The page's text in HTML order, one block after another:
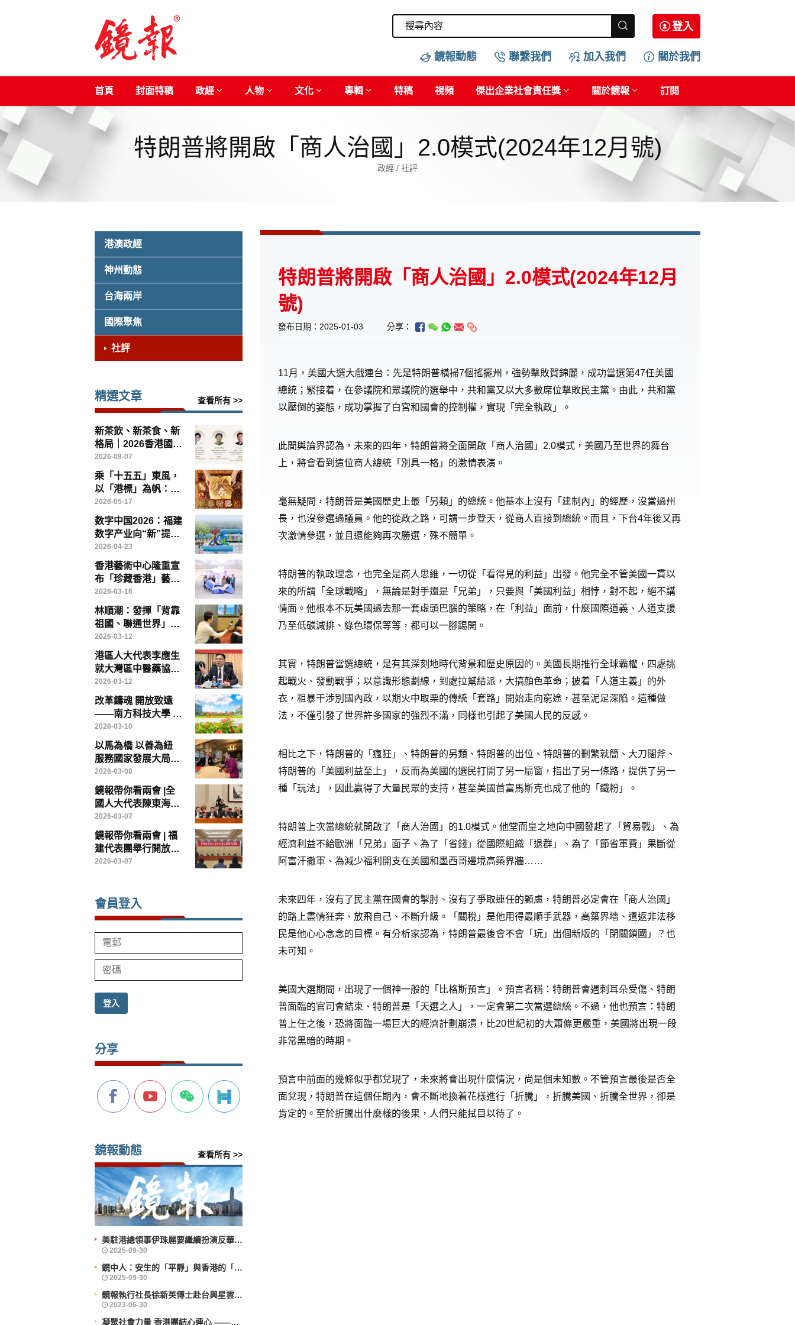
登入
鏡報動態 聯繫我們 加入我們 關於我們
首頁 封面特稿 政經 人物 文化 專輯 特稿 視頻 傑出企業社會責任獎 關於鏡報 訂閱
特朗普將開啟「商人治國」2.0模式(2024年12月號)
政經 / 社評
港澳政經
神州動態
台海兩岸
國際聚焦
社評
精選文章 查看所有 >>
新茶飲、新茶食、新
格局｜2026香港國際
茶文化論壇8月14日
灣仔啟幕
2026-08-07
乘「十五五」東風，
以「港標」為帆：香
港如何引領中醫藥高
質量出海
2026-05-17
数字中国2026：福建
数字产业向“新”提
“质”——写在第九届
数字中国建设峰会召
开前夕
2026-04-23
香港藝術中心隆重宣
布「珍藏香港」藝術
博覽將於「藝術三
月」盛大登場
2026-03-16
林順潮：發揮「背靠
祖國、聯通世界」優
勢，香港醫療創新、
教育與醫療旅遊大有
可為
2026-03-12
港區人大代表李應生
就大灣區中醫藥協同
發展提出具體建議 倡
成立專責政策委員會
破解制度瓶頸
2026-03-12
改革鑄魂 開放致遠
——南方科技大學 中
國高等教育改革的範
本
2026-03-10
以馬為橋 以善為紐
服務國家發展大局
——香港鏡報專訪全
國政協常委、香港賽
馬會主席廖長江
2026-03-08
鏡報帶你看兩會 |全
國人大代表陳東海：
以台創園為載體，打
造兩岸農業融合發展
示範樣板
2026-03-07
鏡報帶你看兩會 | 福
建代表團舉行開放團
組會議
2026-03-07
會員登入
登入
分享
鏡報動態 查看所有 >>
美駐港總領事伊珠麗要繼續扮演反華鷹派角色？
鏡中人：安生的「平靜」與香港的「前行」
鏡報執行社長徐新英博士赴台與星雲大師會晤
凝聚社會力量 香港團結心連心 ——企業社會責任活力香港成就動力研討會舉辦
特朗普將開啟「商人治國」2.0模式(2024年12月
號)
發布日期：2025-01-03 分享：
11月，美國大選大戲連台：先是特朗普橫掃7個搖擺州，強勢擊敗賀錦麗，成功當選第47任美國
總統；緊接着，在參議院和眾議院的選舉中，共和黨又以大多數席位擊敗民主黨。由此，共和黨
以壓倒的姿態，成功掌握了白宮和國會的控制權，實現「完全執政」。
此間輿論界認為，未來的四年，特朗普將全面開啟「商人治國」2.0模式，美國乃至世界的舞台
上，將會看到這位商人總統「別具一格」的激情表演。
毫無疑問，特朗普是美國歷史上最「另類」的總統。他基本上沒有「建制內」的經歷，沒當過州
長，也沒參選過議員。他的從政之路，可謂一步登天，從商人直接到總統。而且，下台4年後又再
次激情參選，並且還能夠再次勝選，殊不簡單。
特朗普的執政理念，也完全是商人思維，一切從「看得見的利益」出發。他完全不管美國一貫以
來的所謂「全球戰略」，無論是對手還是「兄弟」，只要與「美國利益」相悖，對不起，絕不講
情面。他根本不玩美國過去那一套虛頭巴腦的策略，在「利益」面前，什麼國際道義、人道支援
乃至低碳減排、綠色環保等等，都可以一腳踢開。
其實，特朗普當選總統，是有其深刻地時代背景和歷史原因的。美國長期推行全球霸權，四處挑
起戰火、發動戰爭；以意識形態劃線，到處拉幫結派，大搞顏色革命；披着「人道主義」的外
衣，粗暴干涉別國內政，以期火中取栗的傳統「套路」開始走向窮途，甚至泥足深陷。這種做
法，不僅引發了世界許多國家的強烈不滿，同樣也引起了美國人民的反感。
相比之下，特朗普的「瘋狂」、特朗普的另類、特朗普的出位、特朗普的刪繁就簡、大刀闊斧、
特朗普的「美國利益至上」，反而為美國的選民打開了另一扇窗，指出了另一條路，提供了另一
種「玩法」，因此贏得了大量民眾的支持，甚至美國首富馬斯克也成了他的「鐵粉」。
特朗普上次當總統就開啟了「商人治國」的1.0模式。他堂而皇之地向中國發起了「貿易戰」、為
經濟利益不給歐洲「兄弟」面子、為了「省錢」從國際組織「退群」、為了「節省軍費」果斷從
阿富汗撤軍、為減少福利開支在美國和墨西哥邊境高築界牆……
未來四年，沒有了民主黨在國會的掣肘、沒有了爭取連任的顧慮，特朗普必定會在「商人治國」
的路上盡情狂奔、放飛自己、不斷升級。「關稅」是他用得最順手武器，高築界墻、遣返非法移
民是他心心念念的目標。有分析家認為，特朗普最後會不會「玩」出個新版的「閉關鎖國」？也
未可知。
美國大選期間，出現了一個神一般的「比格斯預言」。預言者稱：特朗普會遇刺耳朵受傷、特朗
普面臨的官司會結束、特朗普是「天選之人」，一定會第二次當選總統。不過，他也預言：特朗
普上任之後，恐將面臨一場巨大的經濟計劃崩潰，比20世紀初的大蕭條更嚴重，美國將出現一段
非常黑暗的時期。
預言中前面的幾條似乎都兌現了，未來將會出現什麼情況，尚是個未知數。不管預言最後是否全
面兌現，特朗普在這個任期內，會不斷地換着花樣進行「折騰」，折騰美國、折騰全世界，卻是
肯定的。至於折騰出什麼樣的後果，人們只能拭目以待了。